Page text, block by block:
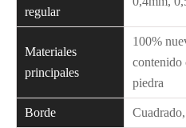
regular
Materiales
principales
100%
contenido
piedra
Borde